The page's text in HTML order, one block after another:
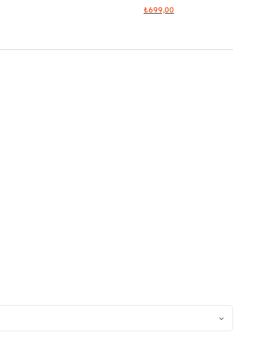
₺699,00